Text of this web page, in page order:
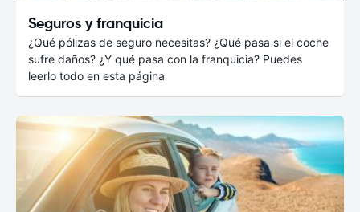
Seguros y franquicia
¿Qué pólizas de seguro necesitas? ¿Qué pasa si el coche
sufre daños? ¿Y qué pasa con la franquicia? Puedes
leerlo todo en esta página